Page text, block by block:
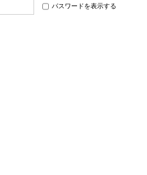
パスワードを表示する